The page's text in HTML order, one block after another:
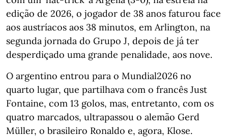
edição de 2026, o jogador de 38 anos faturou face
aos austríacos aos 38 minutos, em Arlington, na
segunda jornada do Grupo J, depois de já ter
desperdiçado uma grande penalidade, aos nove.
O argentino entrou para o Mundial2026 no
quarto lugar, que partilhava com o francês Just
Fontaine, com 13 golos, mas, entretanto, com os
quatro marcados, ultrapassou o alemão Gerd
Müller, o brasileiro Ronaldo e, agora, Klose.